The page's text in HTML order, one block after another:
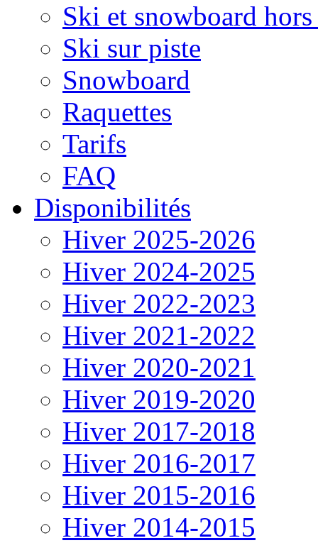
Ski et snowboard
Ski sur piste
Snowboard
Raquettes
Tarifs
FAQ
Disponibilités
Hiver 2025-2026
Hiver 2024-2025
Hiver 2022-2023
Hiver 2021-2022
Hiver 2020-2021
Hiver 2019-2020
Hiver 2017-2018
Hiver 2016-2017
Hiver 2015-2016
Hiver 2014-2015